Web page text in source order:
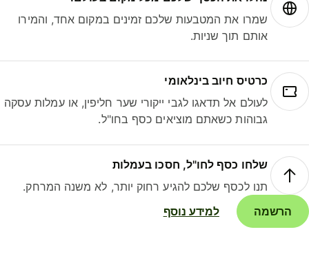
שמרו את המטבעות שלכם זמינים במקום אחד, והמירו
אותם תוך שניות.
כרטיס חיוב בינלאומי
לעולם אל תדאגו לגבי ייקורי שער חליפין, או עמלות עסקה
גבוהות כשאתם מוציאים כסף בחו"ל.
שלחו כסף לחו"ל, חסכו בעמלות
תנו לכסף שלכם להגיע רחוק יותר, לא משנה המרחק.
הרשמה
למידע נוסף